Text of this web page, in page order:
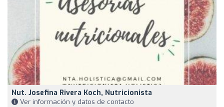
Nut. Josefina Rivera Koch, Nutricionista
Ver información y datos de contacto